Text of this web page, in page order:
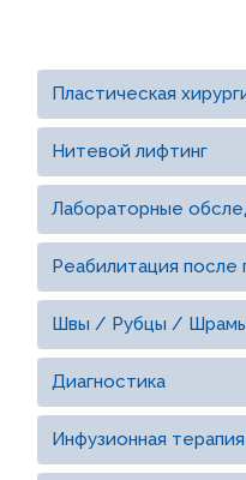
Пластическая
Нитевой лифтинг
Лабораторные
Реабилитация после
Швы / Рубцы /
Диагностика
Инфузионная терапия